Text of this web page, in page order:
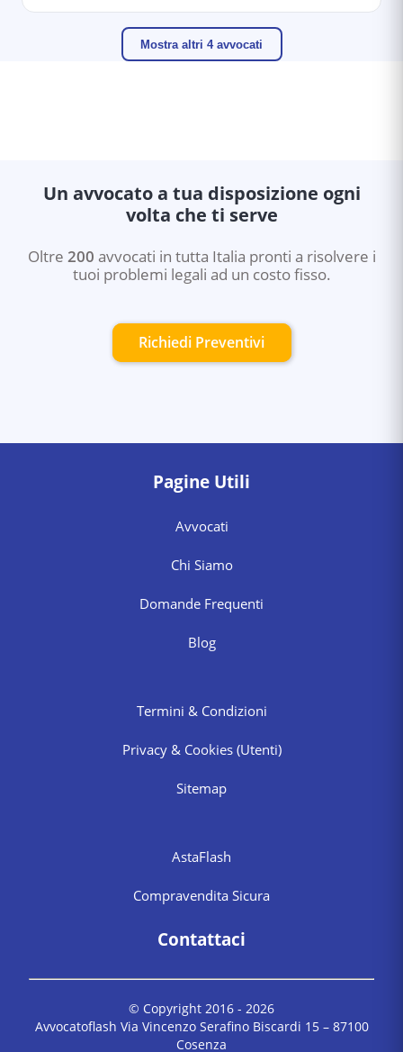
Mostra altri 4 avvocati
Un avvocato a tua disposizione ogni
volta che ti serve
Oltre 200 avvocati in tutta Italia pronti a risolvere i
tuoi problemi legali ad un costo fisso.
Richiedi Preventivi
Pagine Utili
Avvocati
Chi Siamo
Domande Frequenti
Blog
Termini & Condizioni
Privacy & Cookies (Utenti)
Sitemap
AstaFlash
Compravendita Sicura
Contattaci
© Copyright 2016 - 2026
Avvocatoflash Via Vincenzo Serafino Biscardi 15 – 87100
Cosenza